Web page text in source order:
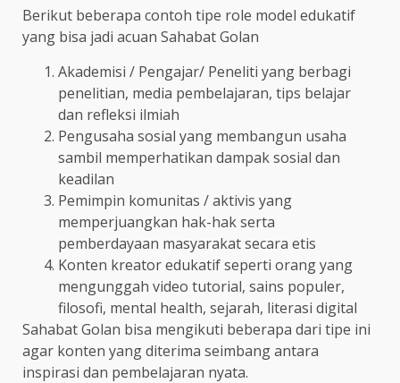
Berikut beberapa contoh tipe role model edukatif
yang bisa jadi acuan Sahabat Golan
Akademisi / Pengajar/ Peneliti yang berbagi
penelitian, media pembelajaran, tips belajar
dan refleksi ilmiah
Pengusaha sosial yang membangun usaha
sambil memperhatikan dampak sosial dan
keadilan
Pemimpin komunitas / aktivis yang
memperjuangkan hak-hak serta
pemberdayaan masyarakat secara etis
Konten kreator edukatif seperti orang yang
mengunggah video tutorial, sains populer,
filosofi, mental health, sejarah, literasi digital
Sahabat Golan bisa mengikuti beberapa dari tipe ini
agar konten yang diterima seimbang antara
inspirasi dan pembelajaran nyata.